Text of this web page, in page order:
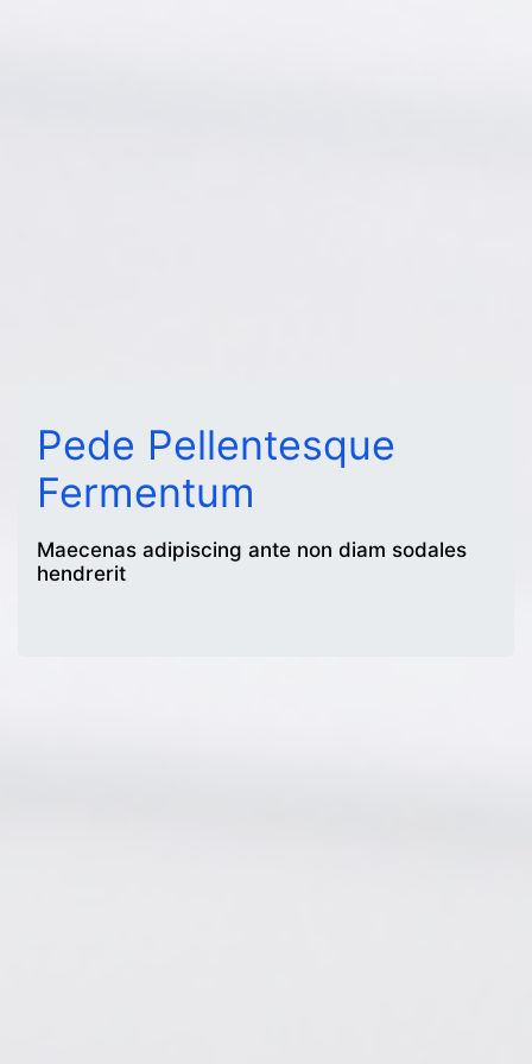
Pede Pellentesque
Fermentum
Maecenas adipiscing ante non diam sodales
hendrerit